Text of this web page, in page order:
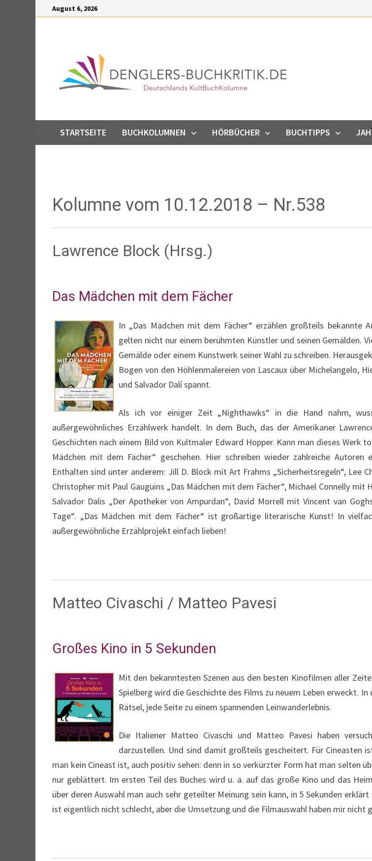
August 6, 2026
STARTSEITE BUCHKOLUMNEN HÖRBÜCHER BUCHTIPPS
Kolumne vom 10.12.2018 – Nr.538
Lawrence Block (Hrsg.)
Das Mädchen mit dem Fächer
In „Das Mädchen mit dem Fächer“ erzählen großteils bekannte
gelten nicht nur einem berühmten Künstler und seinen Gemälden.
Gemälde oder einem Kunstwerk seiner Wahl zu schreiben.
Bogen von den Höhlenmalereien von Lascaux über Michelangelo,
und Salvador Dalí spannt.
Als ich vor einiger Zeit „Nighthawks“ in die Hand nahm,
außergewöhnliches Erzählwerk handelt. In dem Buch, das der Amerikaner
Geschichten nach einem Bild von Kultmaler Edward Hopper. Kann man dieses Werk
Mädchen mit dem Fächer“ geschehen. Hier schreiben wieder zahlreiche
Enthalten sind unter anderem: Jill D. Block mit Art Frahms „Sicherheitsregeln“, Lee
Christopher mit Paul Gauguins „Das Mädchen mit dem Fächer“, Michael Connelly
Salvador Dalis „Der Apotheker von Ampurdan“, David Morrell mit Vincent van
Tage“. „Das Mädchen mit dem Fächer“ ist großartige literarische Kunst! In
außergewöhnliche Erzählprojekt einfach lieben!
Matteo Civaschi / Matteo Pavesi
Großes Kino in 5 Sekunden
Mit den bekanntesten Szenen aus den besten Kinofilmen aller
Spielberg wird die Geschichte des Films zu neuem Leben erweckt.
Rätsel, jede Seite zu einem spannenden Leinwanderlebnis.
Die Italiener Matteo Civaschi und Matteo Pavesi haben
darzustellen. Und sind damit großteils gescheitert. Für Cineasten
man kein Cineast ist, auch positiv sehen: denn in so verkürzter Form hat man selten
nur geblättert. Im ersten Teil des Buches wird u. a. auf das große Kino und das
über deren Auswahl man auch sehr geteilter Meinung sein kann, in 5 Sekunden
ist eigentlich nicht schlecht, aber die Umsetzung und die Filmauswahl haben mir nicht